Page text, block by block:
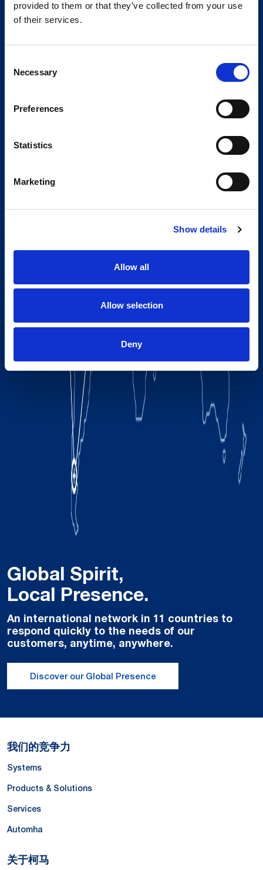
provided to them or that they’ve collected from your use
of their services.
Selection
Necessary
Preferences
Statistics
Marketing
Show details
Allow all
Allow selection
Deny
Global Spirit,
Local Presence.
An international network in 11 countries to
respond quickly to the needs of our
customers, anytime, anywhere.
Discover our Global Presence
我们的竞争力
Systems
Products & Solutions
Services
Automha
关于柯马